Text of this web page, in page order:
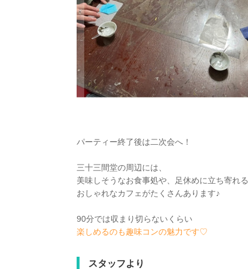
パーティー終了後は二次会へ！
三十三間堂の周辺には、
美味しそうなお食事処や、足休めに立ち寄れる
おしゃれなカフェがたくさんあります♪
90分では収まり切らないくらい
楽しめるのも趣味コンの魅力です♡
スタッフより